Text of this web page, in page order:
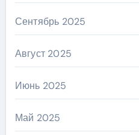
Сентябрь 2025
Август 2025
Июнь 2025
Май 2025